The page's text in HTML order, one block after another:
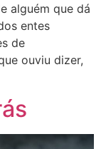
alguém que dá
entes
de
ouviu dizer,